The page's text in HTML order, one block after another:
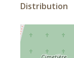
Distribution